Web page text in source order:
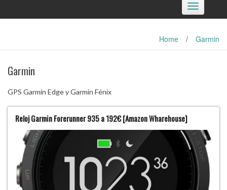
Toggle
navigation
Home / Garmin
Garmin
GPS Garmin Edge y Garmin Fénix
Reloj Garmin Forerunner 935 a 192€ [Amazon Wharehouse]